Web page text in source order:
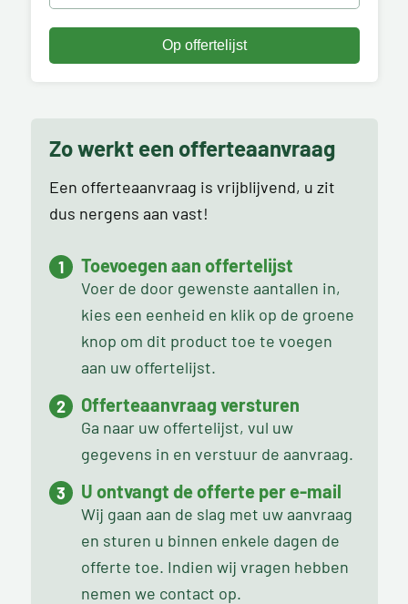
Zo werkt een offerteaanvraag
Een offerteaanvraag is vrijblijvend, u zit
dus nergens aan vast!
Toevoegen aan offertelijst
Voer de door gewenste aantallen in,
kies een eenheid en klik op de groene
knop om dit product toe te voegen
aan uw offertelijst.
Offerteaanvraag versturen
Ga naar uw offertelijst, vul uw
gegevens in en verstuur de aanvraag.
U ontvangt de offerte per e-mail
Wij gaan aan de slag met uw aanvraag
en sturen u binnen enkele dagen de
offerte toe. Indien wij vragen hebben
nemen we contact op.